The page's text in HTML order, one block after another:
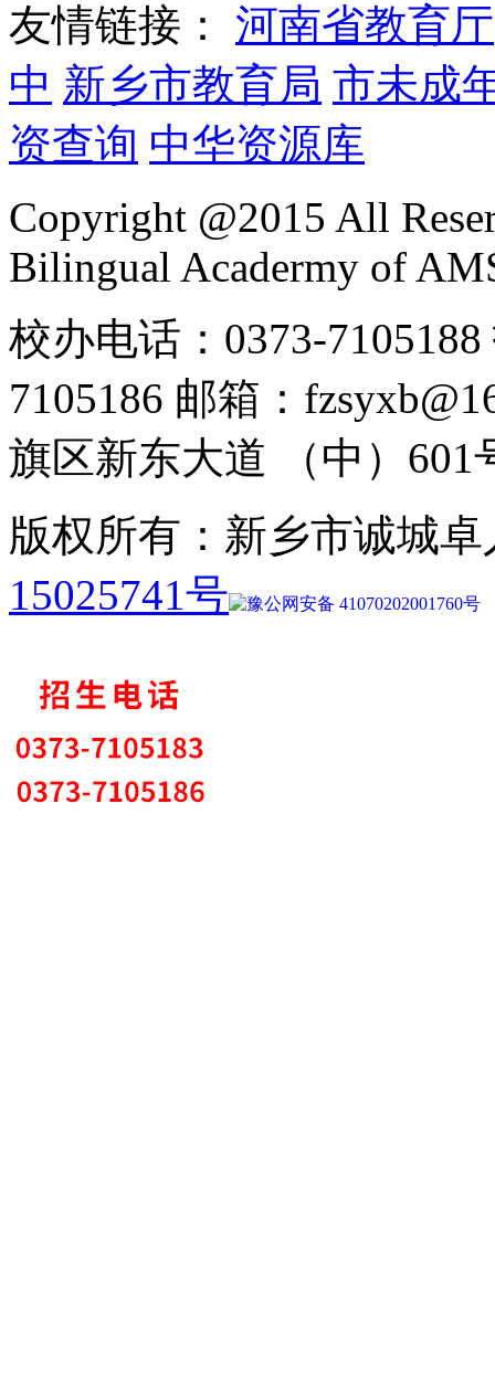
友情链接： 河南省教育厅
中 新乡市教育局 市未成
资查询 中华资源库
Copyright @2015 All
Bilingual Acadermy of
校办电话：0373-
7105186 邮箱：
旗区新东大道 （中）601
版权所有：新乡市诚城
15025741号
豫公网安备 41070202001760号